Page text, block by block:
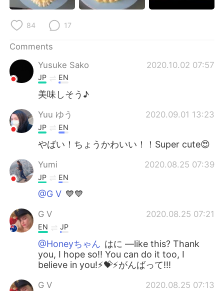
Русский
Indonesia
Türkçe
Português
84 17
Comments
Yusuke Sako
2020.10.02 07:57
JP EN
美味しそう♪
Yuu ゆう 2020.09.01 13:23
JP EN
やばい！ちょうかわいい！！Super cute😍
Yumi 2020.08.25 07:39
JP EN
@G V 💙💙
G V 2020.08.25 07:21
EN JP
@Honeyちゃん はに —like this? Thank
you, I hope so!! You can do it too, I
believe in you!⚡️💝⚡️がんばって!!!
G V 2020.08.25 07:13